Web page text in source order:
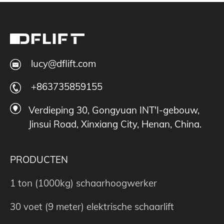
lucy@dflift.com
+863735859155
Verdieping 30, Gongyuan INT'I-gebouw,
Jinsui Road, Xinxiang City, Henan, China.
PRODUCTEN
1 ton (1000kg) schaarhoogwerker
30 voet (9 meter) elektrische schaarlift